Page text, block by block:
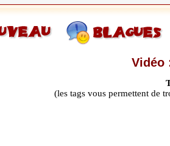
Vidéo
(les tags vous permettent de